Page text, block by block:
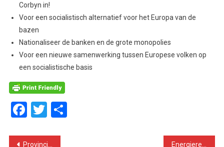
Corbyn in!
Voor een socialistisch alternatief voor het Europa van de
bazen
Nationaliseer de banken en de grote monopolies
Voor een nieuwe samenwerking tussen Europese volken op
een socialistische basis
Facebook
Twitter
Delen
Provinciale Statenverkiezingen: een kans om Rutte 3 verder te verzwakken!